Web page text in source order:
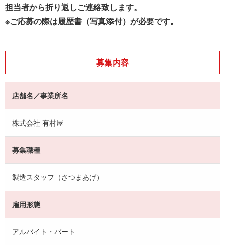
担当者から折り返しご連絡致します。
※ご応募の際は履歴書（写真添付）が必要です。
募集内容
店舗名／事業所名
株式会社 有村屋
募集職種
製造スタッフ（さつまあげ）
雇用形態
アルバイト・パート